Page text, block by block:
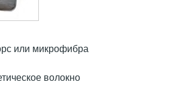
или микрофибра
волокно